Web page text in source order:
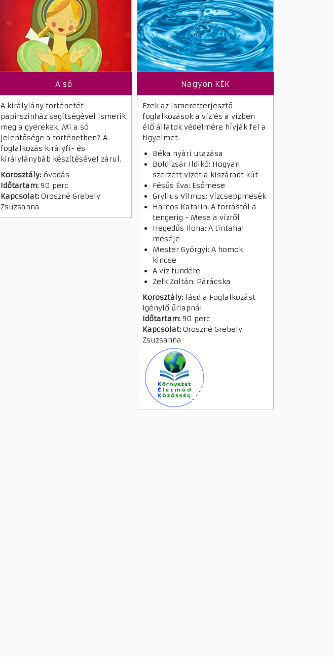
A só
A királylány történetét
papírszínház segítségével ismerik
meg a gyerekek. Mi a só
jelentősége a történetben? A
foglalkozás királyfi- és
királylánybáb készítésével zárul.
Korosztály: óvodás
Időtartam: 90 perc
Kapcsolat: Oroszné Grebely
Zsuzsanna
Nagyon KÉK
Ezek az ismeretterjesztő
foglalkozások a víz és a vízben
élő állatok védelmére hívják fel a
figyelmet.
Béka nyári utazása
Boldizsár Ildikó: Hogyan
szerzett vizet a kiszáradt kút
Fésűs Éva: Esőmese
Gryllus Vilmos: Vízcseppmesék
Harcos Katalin: A forrástól a
tengerig - Mese a vízről
Hegedűs Ilona: A tintahal
meséje
Mester Györgyi: A homok
kincse
A víz tündére
Zelk Zoltán: Párácska
Korosztály: lásd a Foglalkozást
igénylő űrlapnál
Időtartam: 90 perc
Kapcsolat: Oroszné Grebely
Zsuzsanna